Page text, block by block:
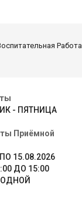
Работа
- ПЯТНИЦА
Приёмной
15.08.2026
ДО 15:00